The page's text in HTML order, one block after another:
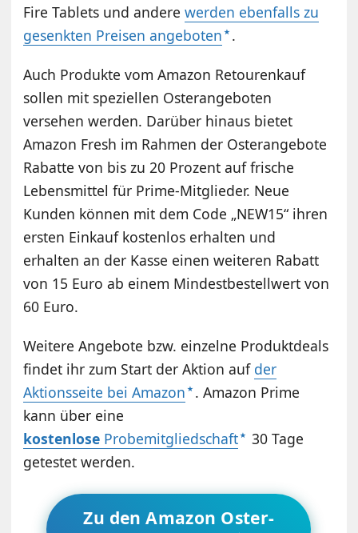
Fire Tablets und anderewerden ebenfalls zu
gesenkten Preisen angeboten .
Auch Produkte vom Amazon Retourenkauf
sollen mit speziellen Osterangeboten
versehen werden. Darüber hinaus bietet
Amazon Fresh im Rahmen der Osterangebote
Rabatte von bis zu 20 Prozent auf frische
Lebensmittel für Prime-Mitglieder. Neue
Kunden können mit dem Code „NEW15“ ihren
ersten Einkauf kostenlos erhalten und
erhalten an der Kasse einen weiteren Rabatt
von 15 Euro ab einem Mindestbestellwert von
60 Euro.
Weitere Angebote bzw. einzelne Produktdeals
findet ihr zum Start der Aktion auf der
Aktionsseite bei Amazon . Amazon Prime
kann über eine
kostenlose Probemitgliedschaft
30 Tage
getestet werden.
Zu den Amazon Oster-